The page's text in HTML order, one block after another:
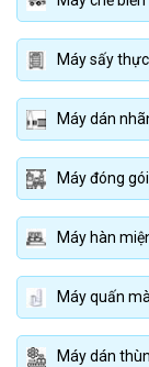
Máy sấy
Máy dán
Máy đóng gói
Máy hàn
Máy quấn
Máy dán